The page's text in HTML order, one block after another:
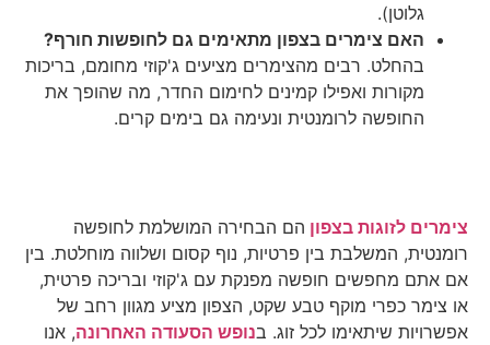
גלוטן).
האם צימרים בצפון מתאימים גם לחופשות חורף?
בהחלט. רבים מהצימרים מציעים ג'קוזי מחומם, בריכות
מקורות ואפילו קמינים לחימום החדר, מה שהופך את
החופשה לרומנטית ונעימה גם בימים קרים.
צימרים לזוגות בצפון הם הבחירה המושלמת לחופשה
רומנטית, המשלבת בין פרטיות, נוף קסום ושלווה מוחלטת. בין
אם אתם מחפשים חופשה מפנקת עם ג'קוזי ובריכה פרטית,
או צימר כפרי מוקף טבע שקט, הצפון מציע מגוון רחב של
אפשרויות שיתאימו לכל זוג. בנופש הסעודה האחרונה, אנו